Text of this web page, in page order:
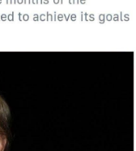
တင် ဆွေးနွေးခဲ့ကြ
ပါတယ်။
ရကို ပြုတ်ကျအောင်
ခြားရည်မှန်းချက်
သေးဘူးလို့လည်း
ပါတယ်။
လာတဲ့ တင်းမာမှုတွေ
ဝါရှင်တန်နဲ့ တီဟီရန်